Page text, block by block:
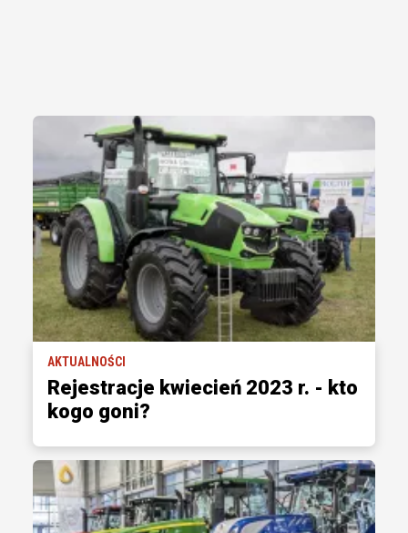
AKTUALNOŚCI
Rejestracje kwiecień 2023 r. - kto
kogo goni?